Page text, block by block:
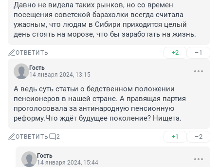
Давно не видела таких рынков, но со времен
посещения советской барахолки всегда считала
ужасным, что людям в Сибири приходится целый
день стоять на морозе, что бы заработать на жизнь.
ОТВЕТИТЬ +2 –1
Гость
14 января 2024, 13:15
А ведь суть статьи о бедственном положении
пенсионеров в нашей стране. А правящая партия
проголосовала за антинародную пенсионную
реформу.Что ждёт будущее поколение? Нищета.
ОТВЕТИТЬ 2 +1 –2
Гость
14 января 2024, 15:44